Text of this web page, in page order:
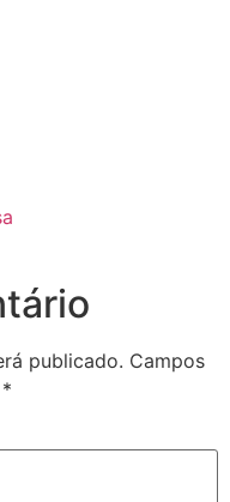
publicado. Campos
*